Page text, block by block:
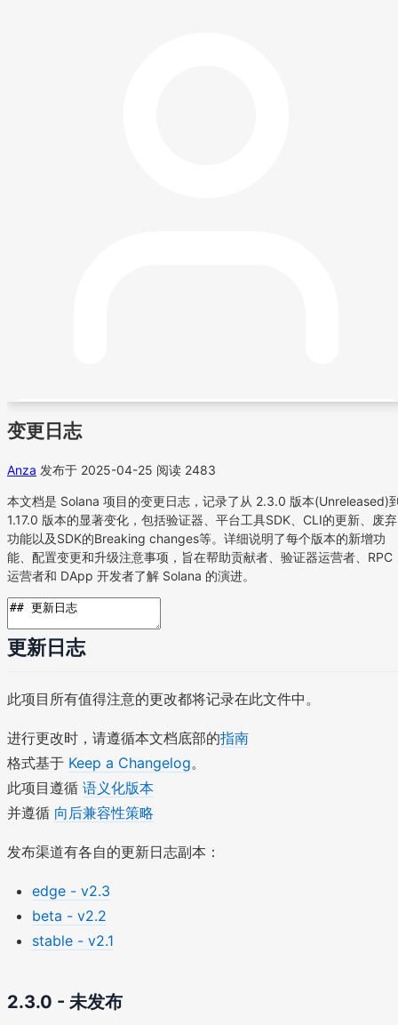
变更日志
Anza 发布于 2025-04-25 阅读 2483
本文档是 Solana 项目的变更日志，记录了从 2.3.0 版本(Unreleased)
1.17.0 版本的显著变化，包括验证器、平台工具SDK、CLI的更新、废弃
功能以及SDK的Breaking changes等。详细说明了每个版本的新增功
能、配置变更和升级注意事项，旨在帮助贡献者、验证器运营者、RPC
运营者和 DApp 开发者了解 Solana 的演进。
更新日志
此项目所有值得注意的更改都将记录在此文件中。
进行更改时，请遵循本文档底部的指南
格式基于 Keep a Changelog。
此项目遵循 语义化版本
并遵循 向后兼容性策略
发布渠道有各自的更新日志副本：
edge - v2.3
beta - v2.2
stable - v2.1
2.3.0 - 未发布